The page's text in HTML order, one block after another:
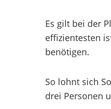
Es gilt bei der
effizientesten
benötigen.
So lohnt sich
drei Personen